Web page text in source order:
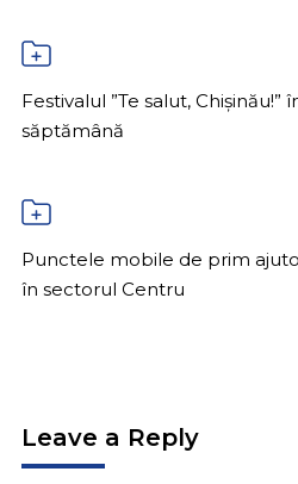
Festivalul ”Te salut, Chișinău!”
săptămână
Punctele mobile de prim
în sectorul Centru
Leave a Reply